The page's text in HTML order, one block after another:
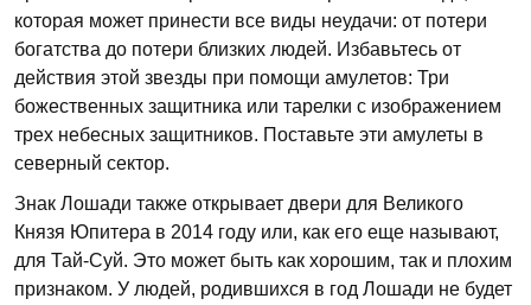
которая может принести все виды неудачи: от потери
богатства до потери близких людей. Избавьтесь от
действия этой звезды при помощи амулетов: Три
божественных защитника или тарелки с изображением
трех небесных защитников. Поставьте эти амулеты в
северный сектор.
Знак Лошади также открывает двери для Великого
Князя Юпитера в 2014 году или, как его еще называют,
для Тай-Суй. Это может быть как хорошим, так и плохим
признаком. У людей, родившихся в год Лошади не будет